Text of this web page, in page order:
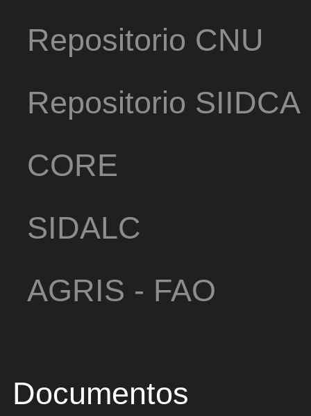
Repositorio CNU
Repositorio SIIDCA
CORE
SIDALC
AGRIS - FAO
Documentos